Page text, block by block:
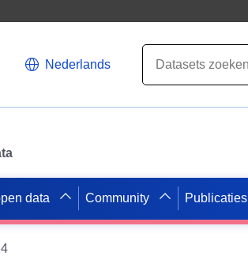
Nederlands
data Community Publicaties